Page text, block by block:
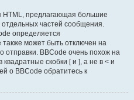
HTML, предлагающая большие
частей сообщения.
определяется
может быть отключен на
BBCode очень похож на
скобки [ и ], а не в < и
о BBCode обратитесь к